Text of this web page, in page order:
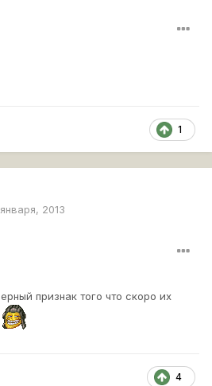
1
2013
признак того что скоро их
4